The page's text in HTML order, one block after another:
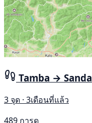
Tamba → Sanda
3 จุด · 3เดือนที่แล้ว
489 การดู